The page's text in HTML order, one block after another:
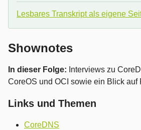
Lesbares Transkript als eigene
Shownotes
In dieser Folge: Interviews zu
CoreOS und OCI sowie ein Blick auf
Links und Themen
CoreDNS